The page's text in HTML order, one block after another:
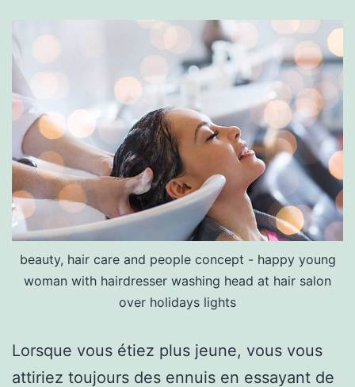
beauty, hair care and people concept - happy young
woman with hairdresser washing head at hair salon
over holidays lights
Lorsque vous étiez plus jeune, vous vous
attiriez toujours des ennuis en essayant de